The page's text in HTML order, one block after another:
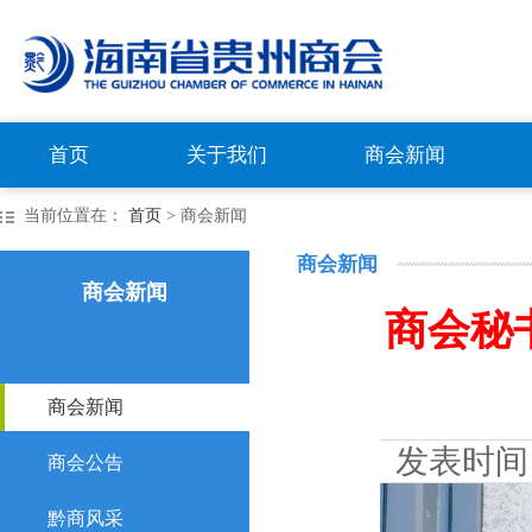
首页 关于我们 商会新闻
当前位置在： 首页 > 商会新闻
商会新闻
商会新闻
商会公告
黔商风采
商会新闻
商会秘
发表时